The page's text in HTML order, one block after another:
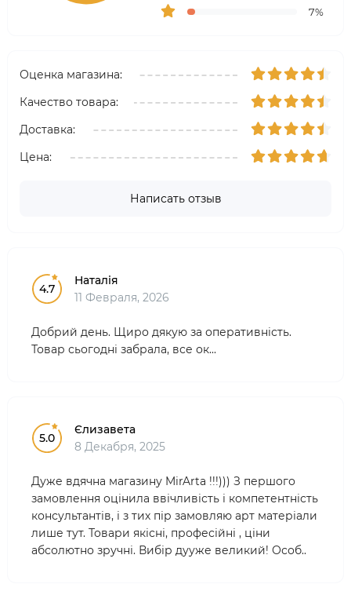
7%
Оценка магазина:
Качество товара:
Доставка:
Цена:
Написать отзыв
4.7
Наталія
11 Февраля, 2026
Добрий день. Щиро дякую за оперативність.
Товар сьогодні забрала, все ок...
5.0
Єлизавета
8 Декабря, 2025
Дуже вдячна магазину MirArta !!!))) З першого
замовлення оцінила ввічливість і компетентність
консультантів, і з тих пір замовляю арт матеріали
лише тут. Товари якісні, професійні , ціни
абсолютно зручні. Вибір дууже великий! Особ..